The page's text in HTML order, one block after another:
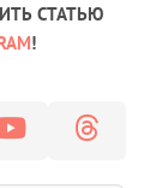
СТАТЬЮ
!